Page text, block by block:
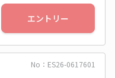
エントリー
No：ES26-0617601